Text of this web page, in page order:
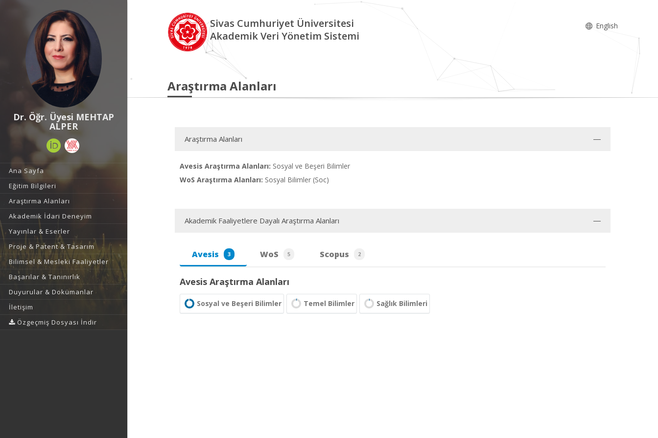
Dr. Öğr. Üyesi MEHTAP
ALPER
Ana Sayfa
Eğitim Bilgileri
Araştırma Alanları
Akademik İdari Deneyim
Yayınlar & Eserler
Proje & Patent & Tasarım
Bilimsel & Mesleki Faaliyetler
Başarılar & Tanınırlık
Duyurular & Dokümanlar
İletişim
Özgeçmiş Dosyası İndir
Sivas Cumhuriyet Üniversitesi
Akademik Veri Yönetim Sistemi
English
Araştırma Alanları
Araştırma Alanları
Avesis Araştırma Alanları: Sosyal ve Beşeri Bilimler
WoS Araştırma Alanları: Sosyal Bilimler (Soc)
Akademik Faaliyetlere Dayalı Araştırma Alanları
Avesis 3 WoS 5 Scopus 2
Avesis Araştırma Alanları
Sosyal ve Beşeri Bilimler Temel Bilimler Sağlık Bilimleri